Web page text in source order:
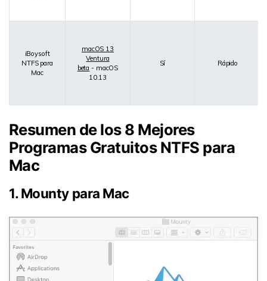
iBoysoft
NTFS para
Mac
macOS 13
Ventura
beta - macOS
10.13
Sí Rápido
Resumen de los 8 Mejores
Programas Gratuitos NTFS para
Mac
1. Mounty para Mac